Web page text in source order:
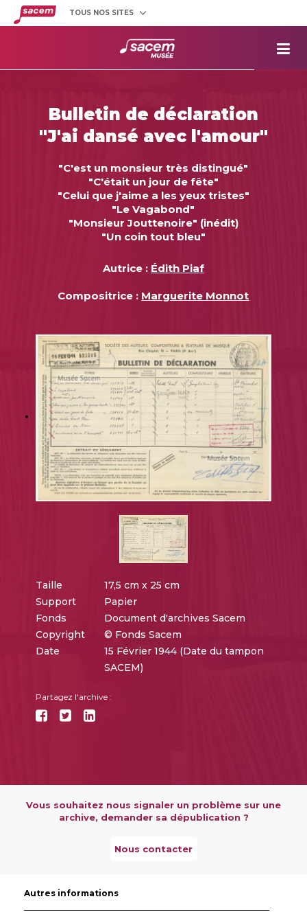
TOUS NOS SITES
Bulletin de déclaration
"J'ai dansé avec l'amour"
"C'est un monsieur très distingué"
"C'était un jour de fête"
"Celui que j'aime a les yeux tristes"
"Le Vagabond"
"Monsieur Jouttenoire" (inédit)
"Un coin tout bleu"
Autrice : Édith Piaf
Compositrice : Marguerite Monnot
Taille
17,5 cm x 25 cm
Support
Papier
Fonds
Document d'archives Sacem
Copyright
© Fonds Sacem
Date
15 Février 1944 (Date du tampon
SACEM)
Partagez l'archive :
Vous souhaitez nous signaler un problème sur une
archive, demander sa dépublication ?
Nous contacter
Autres informations